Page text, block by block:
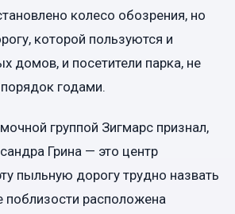
колесо обозрения, но
которой пользуются и
домов, и посетители парка, не
годами.
группой Зигмарс признал,
Грина — это центр
пыльную дорогу трудно назвать
поблизости расположена